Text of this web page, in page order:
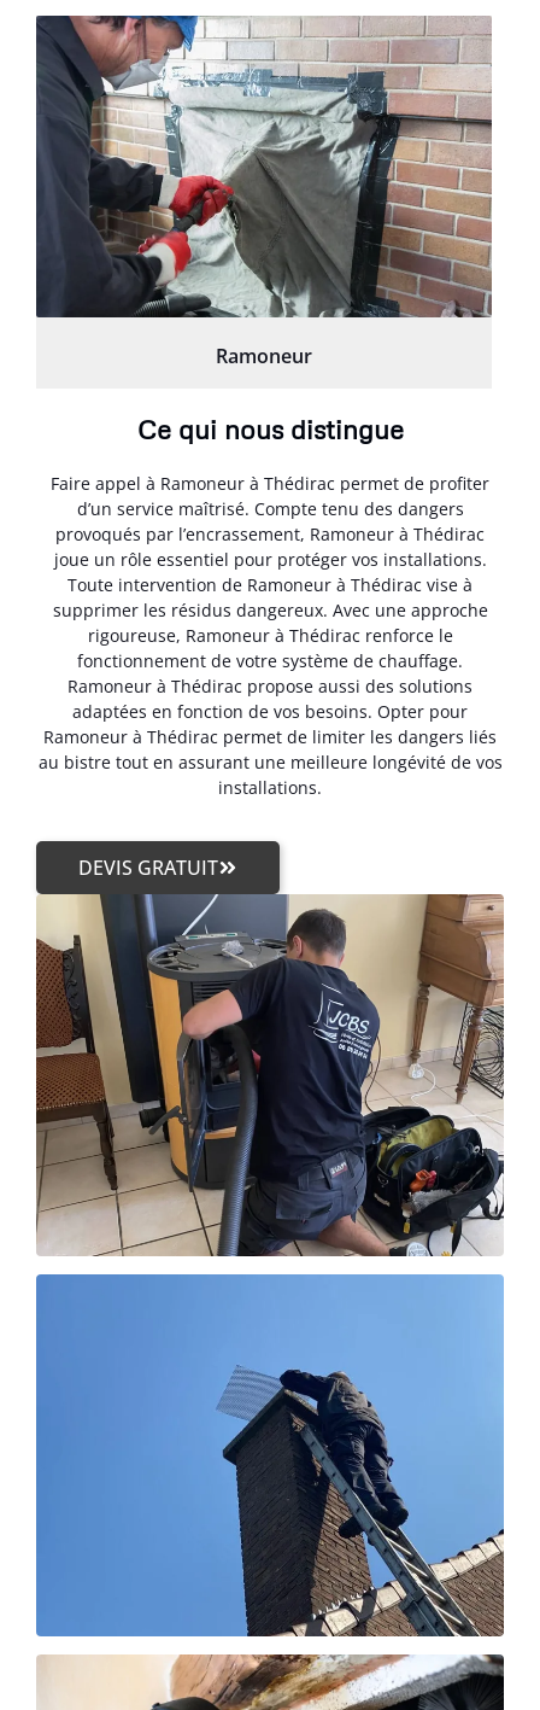
Ramoneur
Ce qui nous distingue
Faire appel à Ramoneur à Thédirac permet de profiter
d’un service maîtrisé. Compte tenu des dangers
provoqués par l’encrassement, Ramoneur à Thédirac
joue un rôle essentiel pour protéger vos installations.
Toute intervention de Ramoneur à Thédirac vise à
supprimer les résidus dangereux. Avec une approche
rigoureuse, Ramoneur à Thédirac renforce le
fonctionnement de votre système de chauffage.
Ramoneur à Thédirac propose aussi des solutions
adaptées en fonction de vos besoins. Opter pour
Ramoneur à Thédirac permet de limiter les dangers liés
au bistre tout en assurant une meilleure longévité de vos
installations.
DEVIS GRATUIT